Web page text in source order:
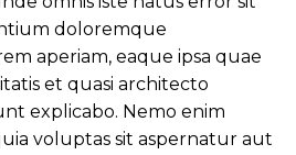
doloremque
aperiam, eaque ipsa quae
et quasi architecto
explicabo. Nemo enim
voluptas sit aspernatur aut